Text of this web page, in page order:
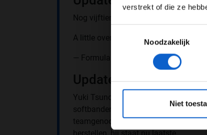
verstrekt of die ze
Noodzakelijk
Niet
Nog vijftien minuten te gaan en dit is
A little over 15 minutes to go in
— Formula 1 (@F1) May 5, 2023
Update 00:10
Yuki Tsunoda verremt zich. De
softbanden weggooien. Tsunoda kan
teamgenoot de Vries doet het nog